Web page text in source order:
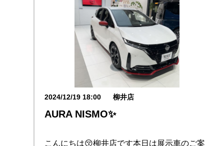
2024/12/19 18:00 柳井店
AURA NISMO✨
こんにちは😚柳井店です本日は展示車のご案